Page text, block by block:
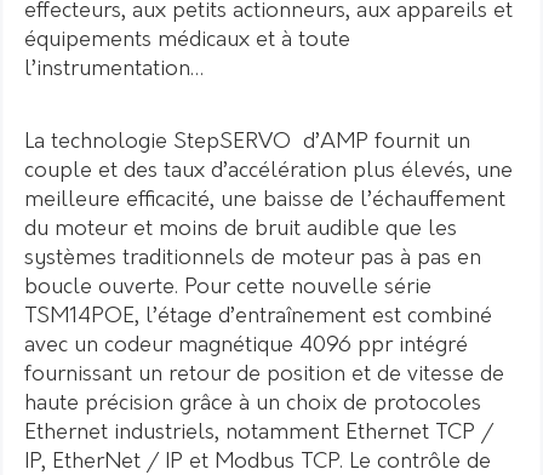
effecteurs, aux petits actionneurs, aux appareils et
équipements médicaux et à toute
l’instrumentation…
La technologie StepSERVO d’AMP fournit un
couple et des taux d’accélération plus élevés, une
meilleure efficacité, une baisse de l’échauffement
du moteur et moins de bruit audible que les
systèmes traditionnels de moteur pas à pas en
boucle ouverte. Pour cette nouvelle série
TSM14POE, l’étage d’entraînement est combiné
avec un codeur magnétique 4096 ppr intégré
fournissant un retour de position et de vitesse de
haute précision grâce à un choix de protocoles
Ethernet industriels, notamment Ethernet TCP /
IP, EtherNet / IP et Modbus TCP. Le contrôle de